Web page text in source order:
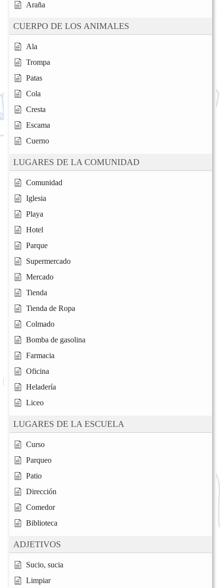
Araña
CUERPO DE LOS ANIMALES
Ala
Trompa
Patas
Cola
Cresta
Escama
Cuerno
LUGARES DE LA COMUNIDAD
Comunidad
Iglesia
Playa
Hotel
Parque
Supermercado
Mercado
Tienda
Tienda de Ropa
Colmado
Bomba de gasolina
Farmacia
Oficina
Heladería
Liceo
LUGARES DE LA ESCUELA
Curso
Parqueo
Patio
Dirección
Comedor
Biblioteca
ADJETIVOS
Sucio, sucia
Limpiar